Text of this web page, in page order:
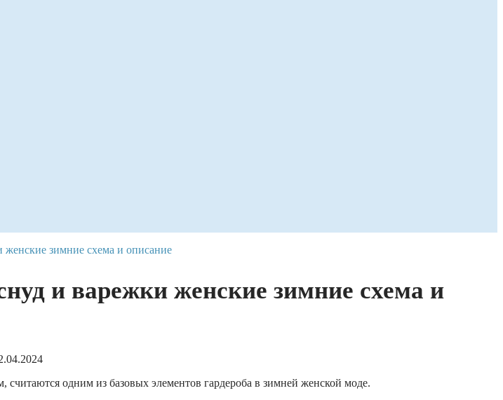
зимние схема и описание
и варежки женские зимние схема и
одним из базовых элементов гардероба в зимней женской моде.